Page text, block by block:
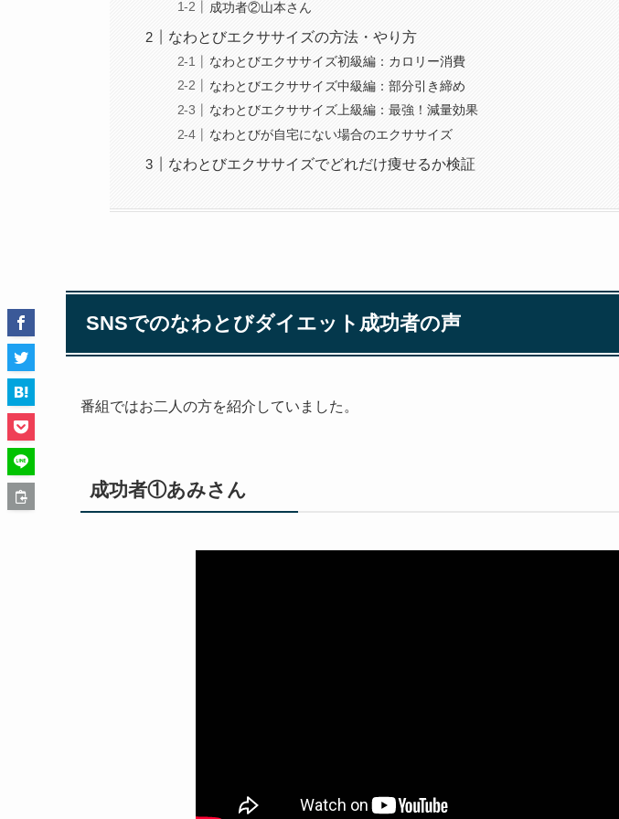
成功者②山本さん
なわとびエクササイズの方法・やり方
なわとびエクササイズ初級編：カロリー消費
なわとびエクササイズ中級編：部分引き締め
なわとびエクササイズ上級編：最強！減量効果
なわとびが自宅にない場合のエクササイズ
なわとびエクササイズでどれだけ痩せるか検証
SNSでのなわとびダイエット成功者の声
番組ではお二人の方を紹介していました。
成功者①あみさん